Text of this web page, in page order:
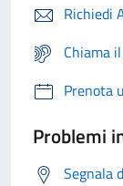
Richiedi
Chiama
Prenota
Problemi
Segnala